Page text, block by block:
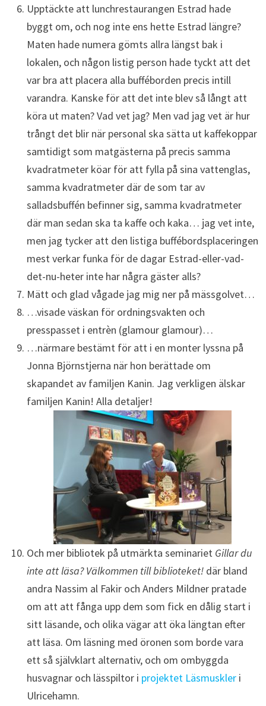
Upptäckte att lunchrestaurangen Estrad hade
byggt om, och nog inte ens hette Estrad längre?
Maten hade numera gömts allra längst bak i
lokalen, och någon listig person hade tyckt att det
var bra att placera alla bufféborden precis intill
varandra. Kanske för att det inte blev så långt att
köra ut maten? Vad vet jag? Men vad jag vet är hur
trångt det blir när personal ska sätta ut kaffekoppar
samtidigt som matgästerna på precis samma
kvadratmeter köar för att fylla på sina vattenglas,
samma kvadratmeter där de som tar av
salladsbuffén befinner sig, samma kvadratmeter
där man sedan ska ta kaffe och kaka… jag vet inte,
men jag tycker att den listiga buffébordsplaceringen
mest verkar funka för de dagar Estrad-eller-vad-
det-nu-heter inte har några gäster alls?
Mätt och glad vågade jag mig ner på mässgolvet…
…visade väskan för ordningsvakten och
presspasset i entrèn (glamour glamour)…
…närmare bestämt för att i en monter lyssna på
Jonna Björnstjerna när hon berättade om
skapandet av familjen Kanin. Jag verkligen älskar
familjen Kanin! Alla detaljer!
Och mer bibliotek på utmärkta seminariet Gillar du
inte att läsa? Välkommen till biblioteket! där bland
andra Nassim al Fakir och Anders Mildner pratade
om att att fånga upp dem som fick en dålig start i
sitt läsande, och olika vägar att öka längtan efter
att läsa. Om läsning med öronen som borde vara
ett så självklart alternativ, och om ombyggda
husvagnar och lässpiltor i projektet Läsmuskleri
Ulricehamn.